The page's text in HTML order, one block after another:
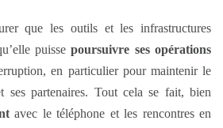
que les outils et les infrastructures
puissepoursuivre ses opérations
en particulier pour maintenir le
ses partenaires. Tout cela se fait, bien
avec le téléphone et les rencontres en